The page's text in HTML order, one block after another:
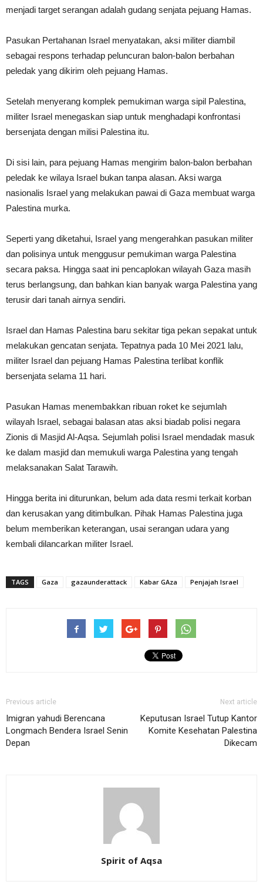
menjadi target serangan adalah gudang senjata pejuang Hamas.
Pasukan Pertahanan Israel menyatakan, aksi militer diambil
sebagai respons terhadap peluncuran balon-balon berbahan
peledak yang dikirim oleh pejuang Hamas.
Setelah menyerang komplek pemukiman warga sipil Palestina,
militer Israel menegaskan siap untuk menghadapi konfrontasi
bersenjata dengan milisi Palestina itu.
Di sisi lain, para pejuang Hamas mengirim balon-balon berbahan
peledak ke wilaya Israel bukan tanpa alasan. Aksi warga
nasionalis Israel yang melakukan pawai di Gaza membuat warga
Palestina murka.
Seperti yang diketahui, Israel yang mengerahkan pasukan militer
dan polisinya untuk menggusur pemukiman warga Palestina
secara paksa. Hingga saat ini pencaplokan wilayah Gaza masih
terus berlangsung, dan bahkan kian banyak warga Palestina yang
terusir dari tanah airnya sendiri.
Israel dan Hamas Palestina baru sekitar tiga pekan sepakat untuk
melakukan gencatan senjata. Tepatnya pada 10 Mei 2021 lalu,
militer Israel dan pejuang Hamas Palestina terlibat konflik
bersenjata selama 11 hari.
Pasukan Hamas menembakkan ribuan roket ke sejumlah
wilayah Israel, sebagai balasan atas aksi biadab polisi negara
Zionis di Masjid Al-Aqsa. Sejumlah polisi Israel mendadak masuk
ke dalam masjid dan memukuli warga Palestina yang tengah
melaksanakan Salat Tarawih.
Hingga berita ini diturunkan, belum ada data resmi terkait korban
dan kerusakan yang ditimbulkan. Pihak Hamas Palestina juga
belum memberikan keterangan, usai serangan udara yang
kembali dilancarkan militer Israel.
TAGS Gaza gazaunderattack Kabar GAza Penjajah Israel
Previous article
Imigran yahudi Berencana
Longmach Bendera Israel Senin
Depan
Next article
Keputusan Israel Tutup Kantor
Komite Kesehatan Palestina
Dikecam
Spirit of Aqsa